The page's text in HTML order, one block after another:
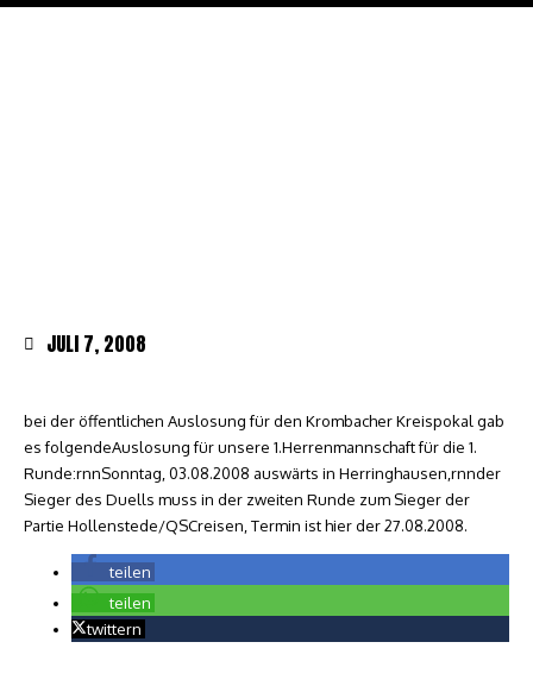
JULI 7, 2008
bei der öffentlichen Auslosung für den Krombacher Kreispokal gab
es folgendeAuslosung für unsere 1.Herrenmannschaft für die 1.
Runde:rnnSonntag, 03.08.2008 auswärts in Herringhausen,rnnder
Sieger des Duells muss in der zweiten Runde zum Sieger der
Partie Hollenstede/QSCreisen, Termin ist hier der 27.08.2008.
teilen
teilen
twittern